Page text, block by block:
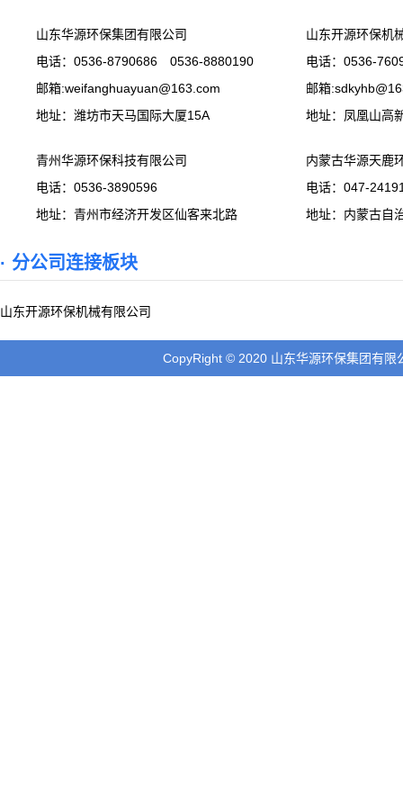
山东华源环保集团有限公司
电话：0536-8790686 0536-8880190
邮箱:weifanghuayuan@163.com
地址：潍坊市天马国际大厦15A
山东开源环保机
电话：0536-
邮箱
地址：凤凰山高
青州华源环保科技有限公司
电话：0536-3890596
地址：青州市经济开发区仙客来北路
内蒙古华源天鹿
电话：047-
地址：内蒙古自
· 分公司连接板块
山东开源环保机械有限公司
CopyRight © 2020 山东华源环保集团有